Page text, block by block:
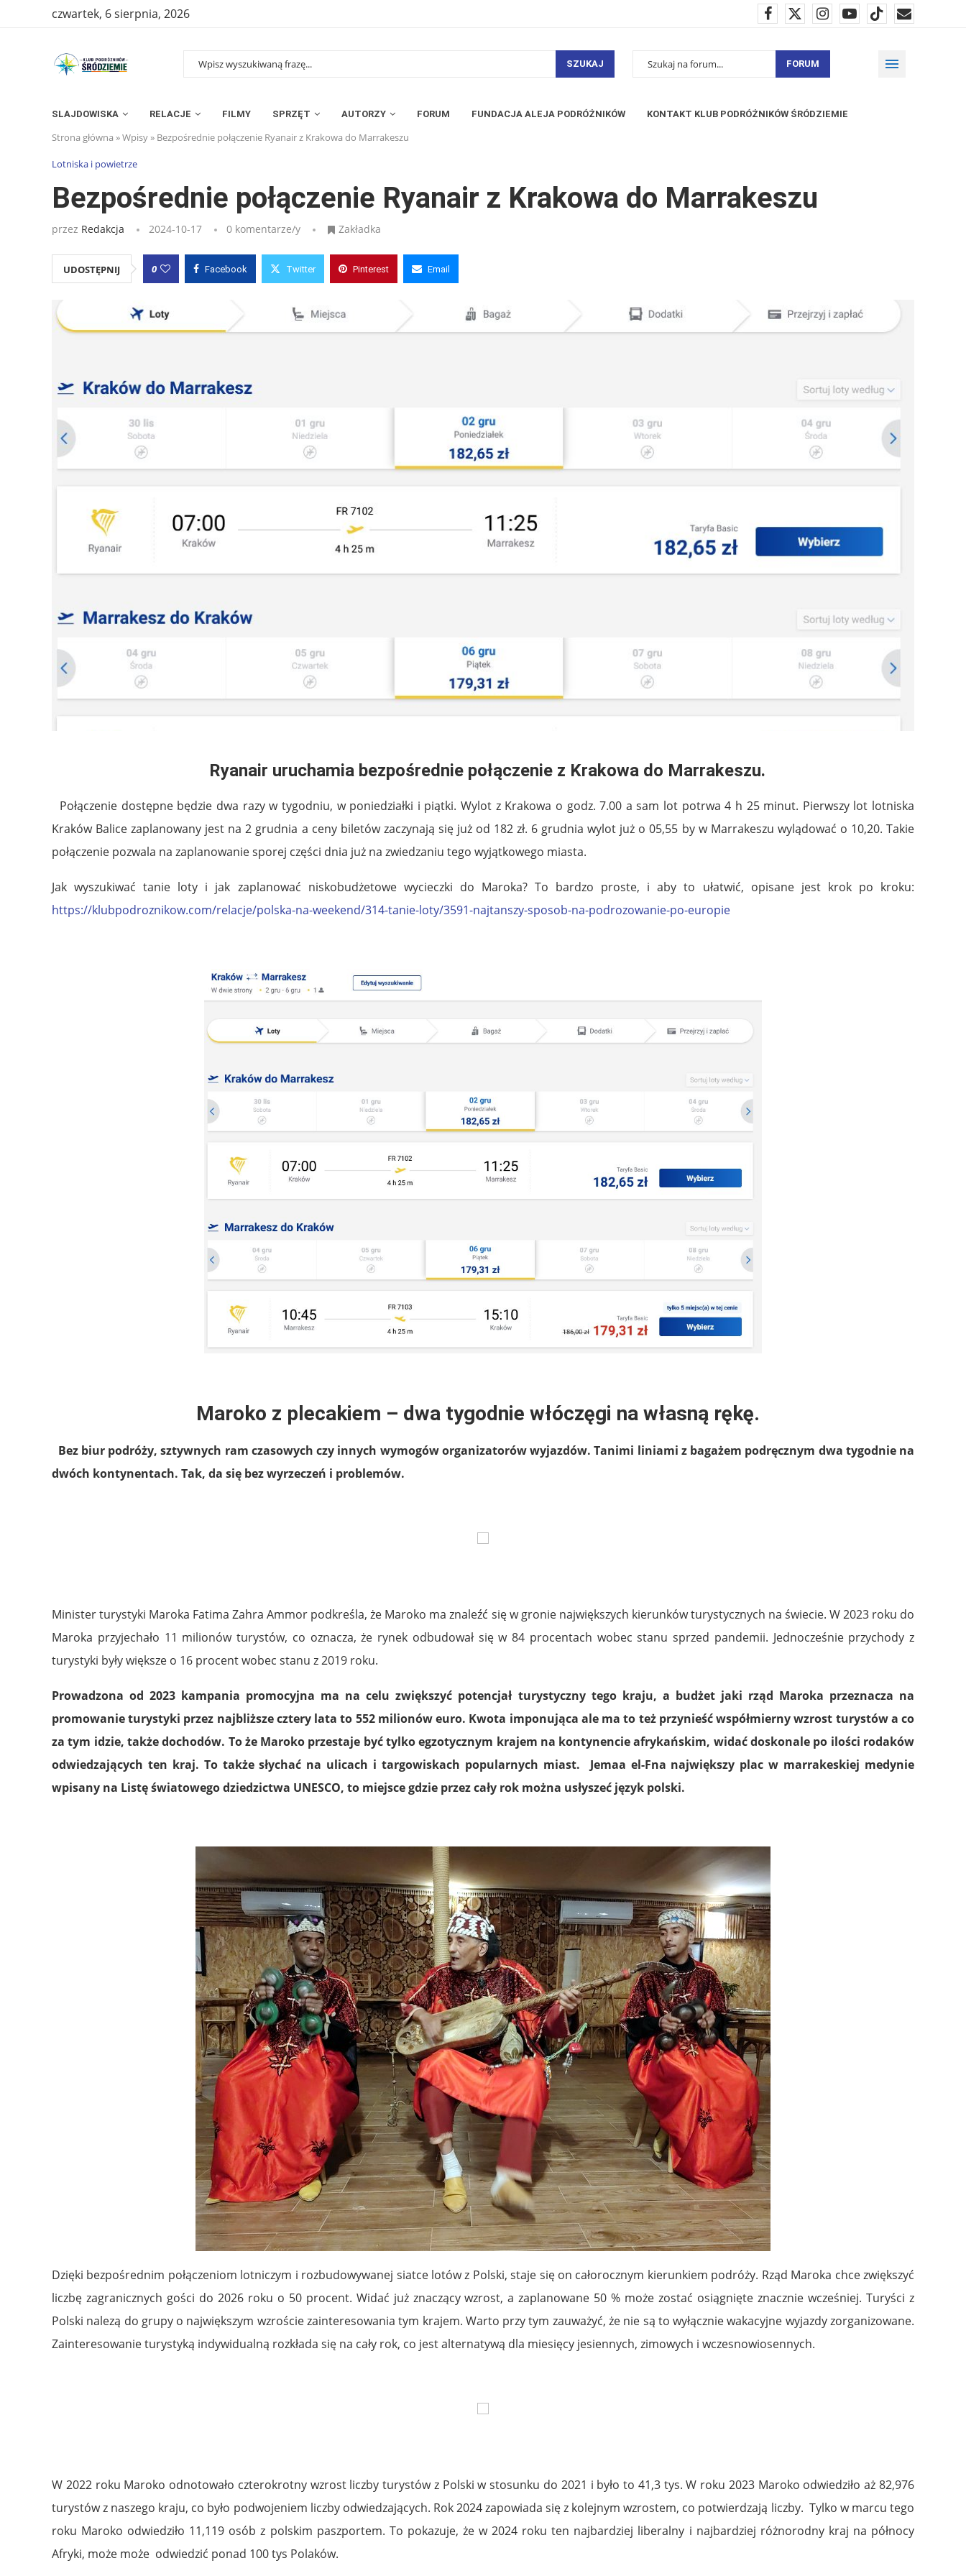
czwartek, 6 sierpnia, 2026
SZUKAJ FORUM
SLAJDOWISKA RELACJE FILMY SPRZĘT AUTORZY FORUM FUNDACJA ALEJA PODRÓŻNIKÓW KONTAKT KLUB PODRÓŻNIKÓW ŚRÓDZIEMIE
Strona główna »Wpisy» Bezpośrednie połączenie Ryanair z Krakowa do Marrakeszu
Lotniska i powietrze
Bezpośrednie połączenie Ryanair z Krakowa do Marrakeszu
przez Redakcja 2024-10-17 0 komentarze/y Zakładka
UDOSTĘPNIJ 0 Facebook Twitter Pinterest Email
Ryanair uruchamia bezpośrednie połączenie z Krakowa do Marrakeszu.
Połączenie dostępne będzie dwa razy w tygodniu, w poniedziałki i piątki. Wylot z Krakowa o godz. 7.00 a sam lot potrwa 4 h 25 minut. Pierwszy lot lotniska
Kraków Balice zaplanowany jest na 2 grudnia a ceny biletów zaczynają się już od 182 zł. 6 grudnia wylot już o 05,55 by w Marrakeszu wylądować o 10,20. Takie
połączenie pozwala na zaplanowanie sporej części dnia już na zwiedzaniu tego wyjątkowego miasta.
Jak wyszukiwać tanie loty i jak zaplanować niskobudżetowe wycieczki do Maroka? To bardzo proste, i aby to ułatwić, opisane jest krok po kroku:
https://klubpodroznikow.com/relacje/polska-na-weekend/314-tanie-loty/3591-najtanszy-sposob-na-podrozowanie-po-europie
Maroko z plecakiem – dwa tygodnie włóczęgi na własną rękę.
Bez biur podróży, sztywnych ram czasowych czy innych wymogów organizatorów wyjazdów. Tanimi liniami z bagażem podręcznym dwa tygodnie na
dwóch kontynentach. Tak, da się bez wyrzeczeń i problemów.
Minister turystyki Maroka Fatima Zahra Ammor podkreśla, że Maroko ma znaleźć się w gronie największych kierunków turystycznych na świecie. W 2023 roku do
Maroka przyjechało 11 milionów turystów, co oznacza, że rynek odbudował się w 84 procentach wobec stanu sprzed pandemii. Jednocześnie przychody z
turystyki były większe o 16 procent wobec stanu z 2019 roku.
Prowadzona od 2023 kampania promocyjna ma na celu zwiększyć potencjał turystyczny tego kraju, a budżet jaki rząd Maroka przeznacza na
promowanie turystyki przez najbliższe cztery lata to 552 milionów euro. Kwota imponująca ale ma to też przynieść współmierny wzrost turystów a co
za tym idzie, także dochodów. To że Maroko przestaje być tylko egzotycznym krajem na kontynencie afrykańskim, widać doskonale po ilości rodaków
odwiedzających ten kraj. To także słychać na ulicach i targowiskach popularnych miast. Jemaa el-Fna największy plac w marrakeskiej medynie
wpisany na Listę światowego dziedzictwa UNESCO, to miejsce gdzie przez cały rok można usłyszeć język polski.
Dzięki bezpośrednim połączeniom lotniczym i rozbudowywanej siatce lotów z Polski, staje się on całorocznym kierunkiem podróży. Rząd Maroka chce zwiększyć
liczbę zagranicznych gości do 2026 roku o 50 procent. Widać już znaczący wzrost, a zaplanowane 50 % może zostać osiągnięte znacznie wcześniej. Turyści z
Polski nalezą do grupy o największym wzroście zainteresowania tym krajem. Warto przy tym zauważyć, że nie są to wyłącznie wakacyjne wyjazdy zorganizowane.
Zainteresowanie turystyką indywidualną rozkłada się na cały rok, co jest alternatywą dla miesięcy jesiennych, zimowych i wczesnowiosennych.
W 2022 roku Maroko odnotowało czterokrotny wzrost liczby turystów z Polski w stosunku do 2021 i było to 41,3 tys. W roku 2023 Maroko odwiedziło aż 82,976
turystów z naszego kraju, co było podwojeniem liczby odwiedzających. Rok 2024 zapowiada się z kolejnym wzrostem, co potwierdzają liczby. Tylko w marcu tego
roku Maroko odwiedziło 11,119 osób z polskim paszportem. To pokazuje, że w 2024 roku ten najbardziej liberalny i najbardziej różnorodny kraj na północy
Afryki, może może odwiedzić ponad 100 tys Polaków.